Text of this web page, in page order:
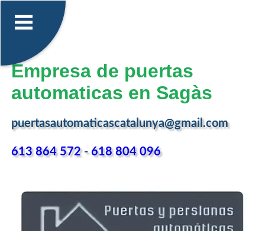
Empresa de puertas
automaticas en Sagàs
puertasautomaticascatalunya@gmail.com
613 864 572-618 804 096